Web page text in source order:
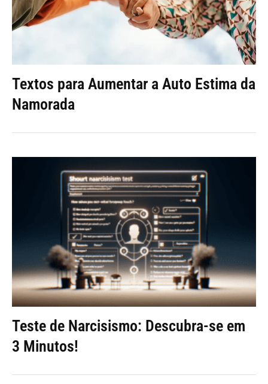
Textos para Aumentar a Auto Estima da
Namorada
Teste de Narcisismo: Descubra-se em
3 Minutos!